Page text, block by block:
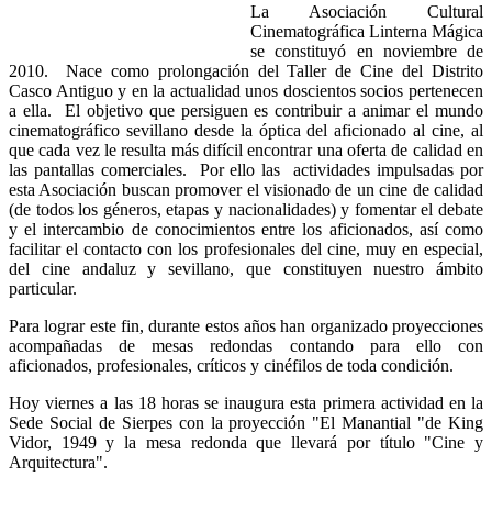
La Asociación Cultural
Cinematográfica Linterna Mágica
se constituyó en noviembre de
2010. Nace como prolongación del Taller de Cine del Distrito
Casco Antiguo y en la actualidad unos doscientos socios pertenecen
a ella. El objetivo que persiguen es contribuir a animar el mundo
cinematográfico sevillano desde la óptica del aficionado al cine, al
que cada vez le resulta más difícil encontrar una oferta de calidad en
las pantallas comerciales. Por ello las actividades impulsadas por
esta Asociación buscan promover el visionado de un cine de calidad
(de todos los géneros, etapas y nacionalidades) y fomentar el debate
y el intercambio de conocimientos entre los aficionados, así como
facilitar el contacto con los profesionales del cine, muy en especial,
del cine andaluz y sevillano, que constituyen nuestro ámbito
particular.
Para lograr este fin, durante estos años han organizado proyecciones
acompañadas de mesas redondas contando para ello con
aficionados, profesionales, críticos y cinéfilos de toda condición.
Hoy viernes a las 18 horas se inaugura esta primera actividad en la
Sede Social de Sierpes con la proyección "El Manantial "de King
Vidor, 1949 y la mesa redonda que llevará por título "Cine y
Arquitectura".